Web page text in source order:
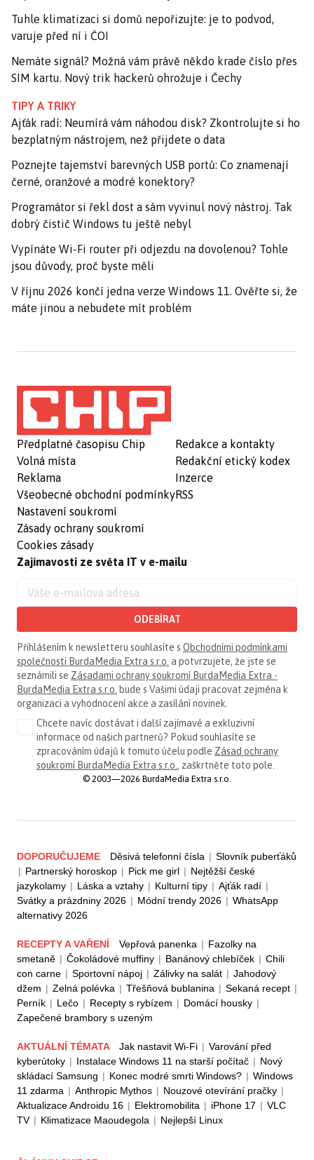
Tuhle klimatizaci si domů nepořizujte: je to podvod,
varuje před ní i ČOI
Nemáte signál? Možná vám právě někdo krade číslo přes
SIM kartu. Nový trik hackerů ohrožuje i Čechy
TIPY A TRIKY
Ajťák radí: Neumírá vám náhodou disk? Zkontrolujte si ho
bezplatným nástrojem, než přijdete o data
Poznejte tajemství barevných USB portů: Co znamenají
černé, oranžové a modré konektory?
Programátor si řekl dost a sám vyvinul nový nástroj. Tak
dobrý čistič Windows tu ještě nebyl
Vypínáte Wi-Fi router při odjezdu na dovolenou? Tohle
jsou důvody, proč byste měli
V říjnu 2026 končí jedna verze Windows 11. Ověřte si, že
máte jinou a nebudete mít problém
Předplatné časopisu Chip
Volná místa
Reklama
Všeobecné obchodní podmínky
Nastavení soukromí
Zásady ochrany soukromí
Cookies zásady
Redakce a kontakty
Redakční etický kodex
Inzerce
RSS
Zajímavosti ze světa IT v e-mailu
ODEBÍRAT
Přihlášením k newsletteru souhlasíte s Obchodními podmínkami
společnosti BurdaMedia Extra s.r.o. a potvrzujete, že jste se
seznámili se Zásadami ochrany soukromí BurdaMedia Extra -
BurdaMedia Extra s.r.o. bude s Vašimi údaji pracovat zejména k
organizaci a vyhodnocení akce a zasílání novinek.
Chcete navíc dostávat i další zajímavé a exkluzivní
informace od našich partnerů? Pokud souhlasíte se
zpracováním údajů k tomuto účelu podle Zásad ochrany
soukromí BurdaMedia Extra s.r.o. , zaškrtněte toto pole.
© 2003—2026 BurdaMedia Extra s.r.o.
DOPORUČUJEME Děsivá telefonní čísla | Slovník puberťáků
| Partnerský horoskop | Pick me girl | Nejtěžší české
jazykolamy | Láska a vztahy | Kulturní tipy | Ajťák radí |
Svátky a prázdniny 2026 | Módní trendy 2026 | WhatsApp
alternativy 2026
RECEPTY A VAŘENÍ Vepřová panenka | Fazolky na
smetaně | Čokoládové muffiny | Banánový chlebíček | Chili
con carne | Sportovní nápoj | Zálivky na salát | Jahodový
džem | Zelná polévka | Třešňová bublanina | Sekaná recept |
Perník | Lečo | Recepty s rybízem | Domácí housky |
Zapečené brambory s uzeným
AKTUÁLNÍ TÉMATA Jak nastavit Wi-Fi | Varování před
kyberútoky | Instalace Windows 11 na starší počítač | Nový
skládací Samsung | Konec modré smrti Windows? | Windows
11 zdarma | Anthropic Mythos | Nouzové otevírání pračky |
Aktualizace Androidu 16 | Elektromobilita | iPhone 17 | VLC
TV | Klimatizace Maoudegola | Nejlepší Linux